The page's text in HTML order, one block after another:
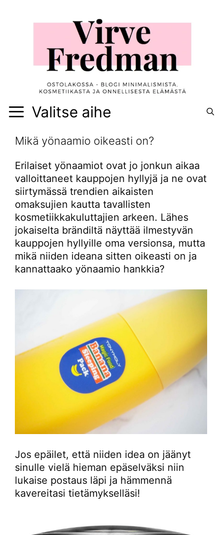
Valitse aihe
Mikä yönaamio oikeasti on?
Erilaiset yönaamiot ovat jo jonkun aikaa
valloittaneet kauppojen hyllyjä ja ne ovat
siirtymässä trendien aikaisten
omaksujien kautta tavallisten
kosmetiikkakuluttajien arkeen. Lähes
jokaiselta brändiltä näyttää ilmestyvän
kauppojen hyllyille oma versionsa, mutta
mikä niiden ideana sitten oikeasti on ja
kannattaako yönaamio hankkia?
Jos epäilet, että niiden idea on jäänyt
sinulle vielä hieman epäselväksi niin
lukaise postaus läpi ja hämmennä
kavereitasi tietämykselläsi!